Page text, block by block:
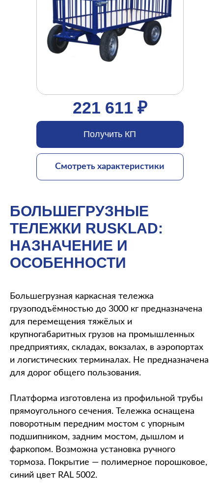
221 611 ₽
Смотреть характеристики
Получить КП
БОЛЬШЕГРУЗНЫЕ
ТЕЛЕЖКИ RUSKLAD:
НАЗНАЧЕНИЕ И
ОСОБЕННОСТИ
Большегрузная каркасная тележка
грузоподъёмностью до 3000 кг предназначена
для перемещения тяжёлых и
крупногабаритных грузов на промышленных
предприятиях, складах, вокзалах, в аэропортах
и логистических терминалах. Не предназначена
для дорог общего пользования.
Платформа изготовлена из профильной трубы
прямоугольного сечения. Тележка оснащена
поворотным передним мостом с упорным
подшипником, задним мостом, дышлом и
фаркопом. Возможна установка ручного
тормоза. Покрытие — полимерное порошковое,
синий цвет RAL 5002.